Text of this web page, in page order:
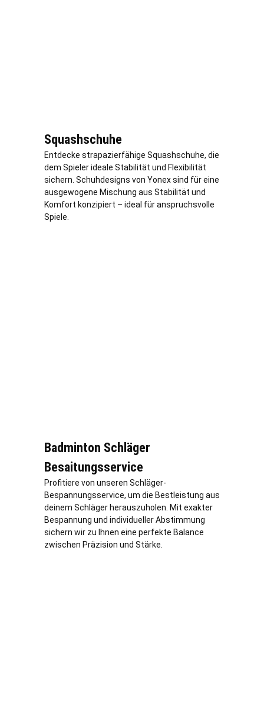
Squashschuhe
Entdecke strapazierfähige Squashschuhe, die
dem Spieler ideale Stabilität und Flexibilität
sichern. Schuhdesigns von Yonex sind für eine
ausgewogene Mischung aus Stabilität und
Komfort konzipiert – ideal für anspruchsvolle
Spiele.
Badminton Schläger
Besaitungsservice
Profitiere von unseren Schläger-
Bespannungsservice, um die Bestleistung aus
deinem Schläger herauszuholen. Mit exakter
Bespannung und individueller Abstimmung
sichern wir zu Ihnen eine perfekte Balance
zwischen Präzision und Stärke.